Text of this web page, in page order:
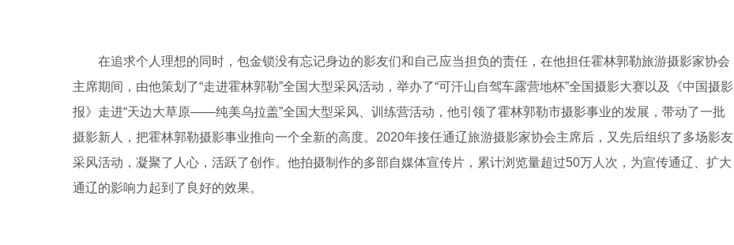
在追求个人理想的同时，包金锁没有忘记身边的影友们和自己应当担负的责任，在他担任霍林郭勒旅游摄影家协会
主席期间，由他策划了“走进霍林郭勒”全国大型采风活动，举办了“可汗山自驾车露营地杯”全国摄影大赛以及《中国摄影
报》走进“天边大草原——纯美乌拉盖”全国大型采风、训练营活动，他引领了霍林郭勒市摄影事业的发展，带动了一批
摄影新人，把霍林郭勒摄影事业推向一个全新的高度。2020年接任通辽旅游摄影家协会主席后，又先后组织了多场影友
采风活动，凝聚了人心，活跃了创作。他拍摄制作的多部自媒体宣传片，累计浏览量超过50万人次，为宣传通辽、扩大
通辽的影响力起到了良好的效果。